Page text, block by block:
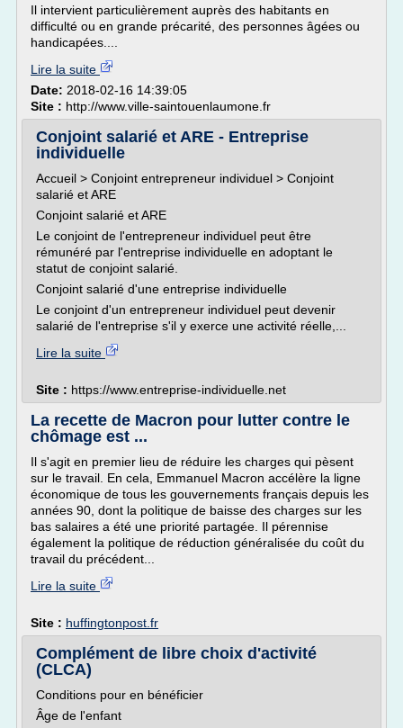
Il intervient particulièrement auprès des habitants en
difficulté ou en grande précarité, des personnes âgées ou
handicapées....
Lire la suite
Date: 2018-02-16 14:39:05
Site : http://www.ville-saintouenlaumone.fr
Conjoint salarié et ARE - Entreprise
individuelle
Accueil > Conjoint entrepreneur individuel > Conjoint
salarié et ARE
Conjoint salarié et ARE
Le conjoint de l'entrepreneur individuel peut être
rémunéré par l'entreprise individuelle en adoptant le
statut de conjoint salarié.
Conjoint salarié d'une entreprise individuelle
Le conjoint d'un entrepreneur individuel peut devenir
salarié de l'entreprise s'il y exerce une activité réelle,...
Lire la suite
Site : https://www.entreprise-individuelle.net
La recette de Macron pour lutter contre le
chômage est ...
Il s'agit en premier lieu de réduire les charges qui pèsent
sur le travail. En cela, Emmanuel Macron accélère la ligne
économique de tous les gouvernements français depuis les
années 90, dont la politique de baisse des charges sur les
bas salaires a été une priorité partagée. Il pérennise
également la politique de réduction généralisée du coût du
travail du précédent...
Lire la suite
Site : huffingtonpost.fr
Complément de libre choix d'activité
(CLCA)
Conditions pour en bénéficier
Âge de l'enfant